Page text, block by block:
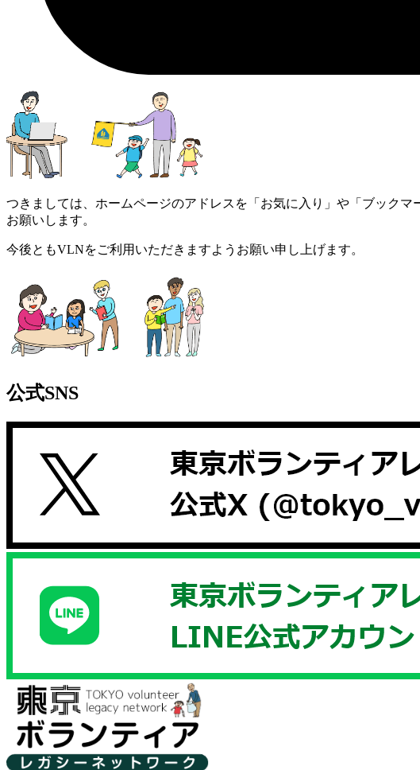
つきましては、ホームページのアドレスを「お気に入り」や「ブック
お願いします。
今後ともVLNをご利用いただきますようお願い申し上げます。
公式SNS